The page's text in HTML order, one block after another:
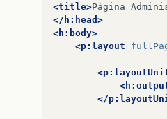
<title>Página
</h:head>
<h:body>
<p:layout
</